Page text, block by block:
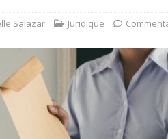
Salazar Juridique